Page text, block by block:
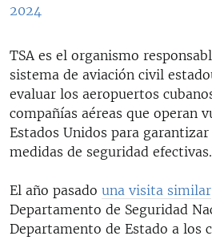
2024
TSA es el organismo
sistema de aviación civil
evaluar los aeropuertos
compañías aéreas que operan
Estados Unidos para
medidas de seguridad efectivas.
El año pasado una visita similar
Departamento de Seguridad
Departamento de Estado a los